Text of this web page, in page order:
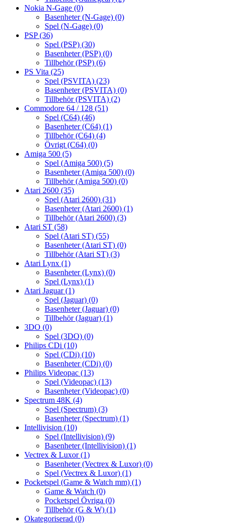
Nokia N-Gage (0)
Basenheter (N-Gage) (0)
Spel (N-Gage) (0)
PSP(36)
Spel (PSP) (30)
Basenheter (PSP) (0)
Tillbehör (PSP) (6)
PS Vita (25)
Spel (PSVITA) (23)
Basenheter (PSVITA) (0)
Tillbehör (PSVITA) (2)
Commodore 64 / 128 (51)
Spel (C64) (46)
Basenheter (C64) (1)
Tillbehör (C64) (4)
Övrigt (C64) (0)
Amiga 500 (5)
Spel (Amiga 500) (5)
Basenheter (Amiga 500) (0)
Tillbehör (Amiga 500) (0)
Atari 2600 (35)
Spel (Atari 2600) (31)
Basenheter (Atari 2600) (1)
Tillbehör (Atari 2600) (3)
Atari ST (58)
Spel (Atari ST) (55)
Basenheter (Atari ST) (0)
Tillbehör (Atari ST) (3)
Atari Lynx (1)
Basenheter (Lynx) (0)
Spel (Lynx) (1)
Atari Jaguar(1)
Spel (Jaguar) (0)
Basenheter (Jaguar) (0)
Tillbehör (Jaguar) (1)
3DO (0)
Spel (3DO) (0)
Philips CDi (10)
Spel (CDi) (10)
Basenheter (CDi) (0)
Philips Videopac (13)
Spel (Videopac) (13)
Basenheter (Videopac) (0)
Spectrum 48K (4)
Spel (Spectrum) (3)
Basenheter (Spectrum) (1)
Intellivision (10)
Spel (Intellivision) (9)
Basenheter (Intellivision) (1)
Vectrex & Luxor(1)
Basenheter (Vectrex & Luxor) (0)
Spel (Vectrex & Luxor) (1)
Pocketspel (Game & Watch mm) (1)
Game & Watch (0)
Pocketspel Övriga (0)
Tillbehör (G & W) (1)
Okategoriserad (0)